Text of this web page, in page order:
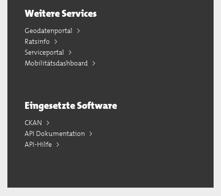
Weitere Services
Geodatenportal
Ratsinfo
Serviceportal
Mobilitätsdashboard
Eingesetzte Software
CKAN
API Dokumentation
API-Hilfe